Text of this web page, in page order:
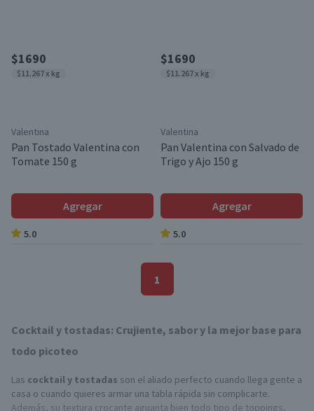
$1690
$11.267 x kg
Valentina
Pan Tostado Valentina con
Tomate 150 g
Agregar
5.0
$1690
$11.267 x kg
Valentina
Pan Valentina con Salvado de
Trigo y Ajo 150 g
Agregar
5.0
1
Cocktail y tostadas: Crujiente, sabor y la mejor base para
todo picoteo
Las cocktail y tostadas son el aliado perfecto cuando llega gente a
casa o cuando quieres armar una tabla rápida sin complicarte.
Además, su textura crocante aguanta bien todo tipo de toppings,